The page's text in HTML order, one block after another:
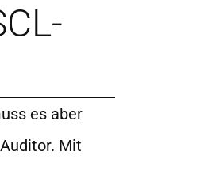
es aber
Mit